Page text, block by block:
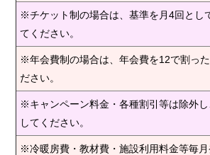
※チケット制の場合は、基準を月4回とし
てください。
※年会費制の場合は、年会費を12で割っ
ださい。
※キャンペーン料金・各種割引等は除外し
してください。
※冷暖房費・教材費・施設利用料金等毎